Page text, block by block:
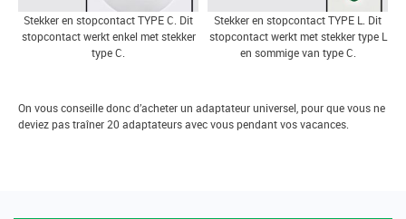
Stekker en stopcontact TYPE C. Dit
stopcontact werkt enkel met stekker
type C.
Stekker en stopcontact TYPE L. Dit
stopcontact werkt met stekker type L
en sommige van type C.
On vous conseille donc d’acheter un adaptateur universel, pour que vous ne
deviez pas traîner 20 adaptateurs avec vous pendant vos vacances.